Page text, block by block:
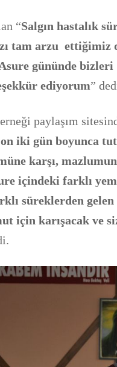
“Salgın hastalık
zı tam arzu ettiğimiz
gününde bizleri
ediyorum”
paylaşım
iki gün boyunca
karşı,
içindeki farklı
ı süreklerden
için karışacak ve